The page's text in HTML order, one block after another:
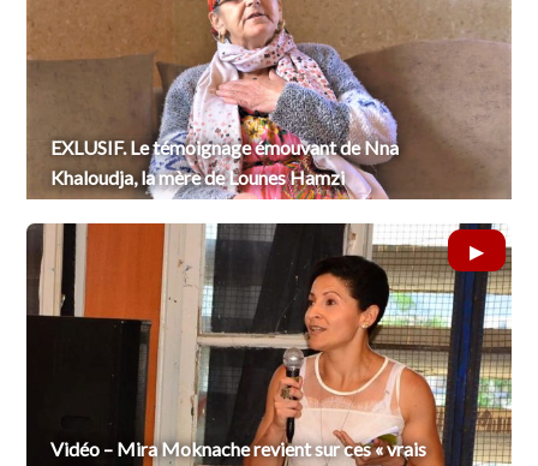
EXLUSIF. Le témoignage émouvant de Nna
Khaloudja, la mère de Lounes Hamzi
Vidéo – Mira Moknache revient sur ces « vrais